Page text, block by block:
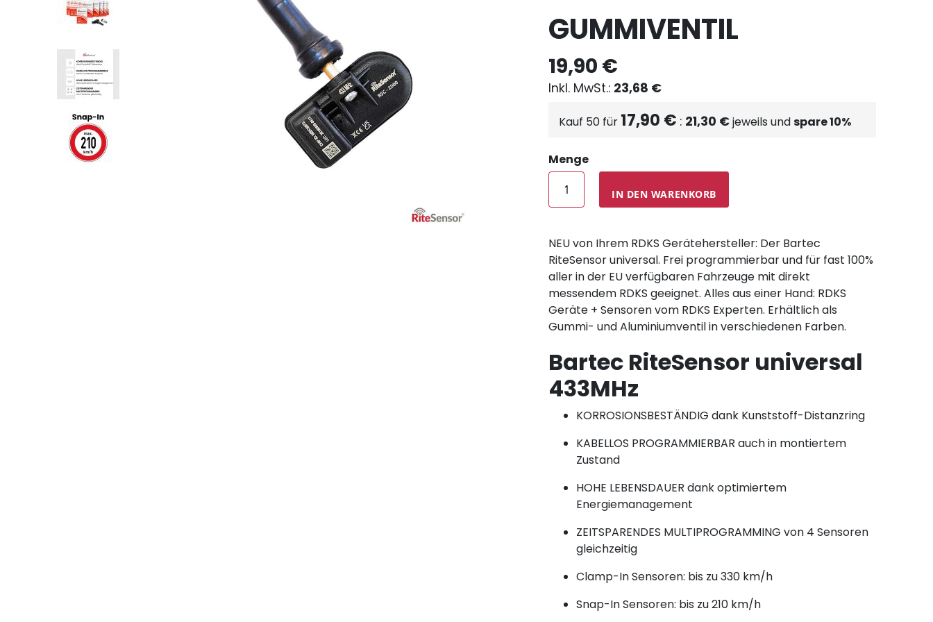
GUMMIVENTIL
19,90 €
23,68 €
Kauf 50 für 17,90 € 21,30 €jeweils undspare10%
Menge
IN DEN WARENKORB
NEU von Ihrem RDKS Gerätehersteller: Der Bartec
RiteSensor universal. Frei programmierbar und für fast 100%
aller in der EU verfügbaren Fahrzeuge mit direkt
messendem RDKS geeignet. Alles aus einer Hand: RDKS
Geräte + Sensoren vom RDKS Experten. Erhältlich als
Gummi- und Aluminiumventil in verschiedenen Farben.
Bartec RiteSensor universal
433MHz
KORROSIONSBESTÄNDIG dank Kunststoff-Distanzring
KABELLOS PROGRAMMIERBAR auch in montiertem
Zustand
HOHE LEBENSDAUER dank optimiertem
Energiemanagement
ZEITSPARENDES MULTIPROGRAMMING von 4 Sensoren
gleichzeitig
Clamp-In Sensoren: bis zu 330 km/h
Snap-In Sensoren: bis zu 210 km/h